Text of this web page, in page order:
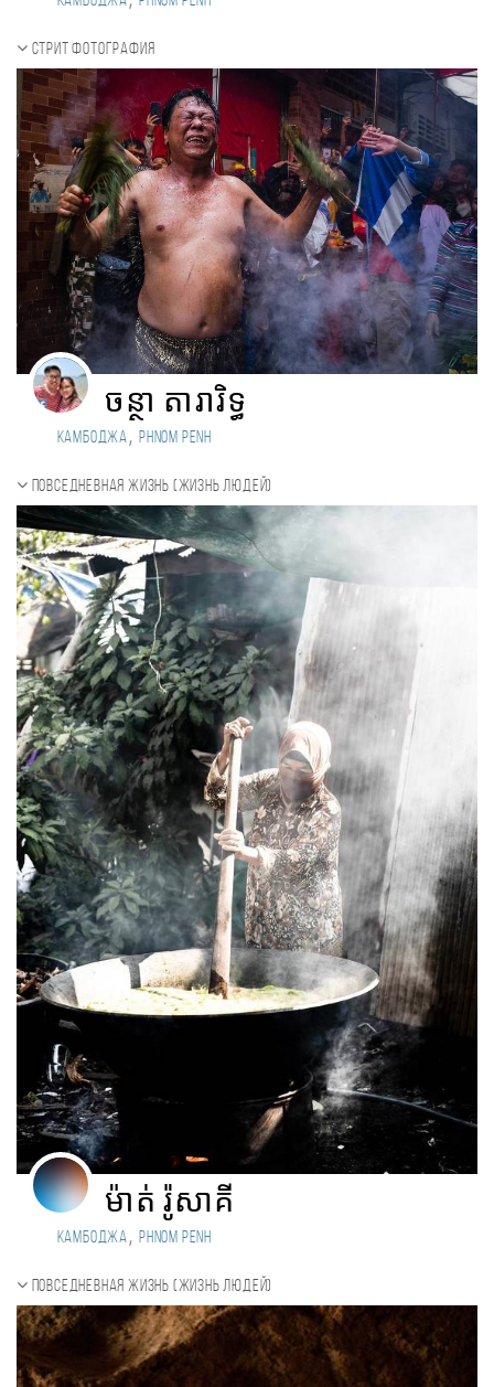
Стрит фотография
ចន្ថា តារារិទ្ធ
Камбоджа, Phnom Penh
Повседневная жизнь (Жизнь людей)
ម៉ាត់ រ៉ូសាគី
Камбоджа, Phnom Penh
Повседневная жизнь (Жизнь людей)